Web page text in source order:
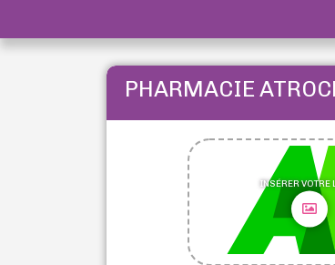
PHARMACIE
INSÉRER VOTRE